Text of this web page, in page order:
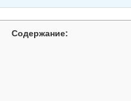
Содержание: